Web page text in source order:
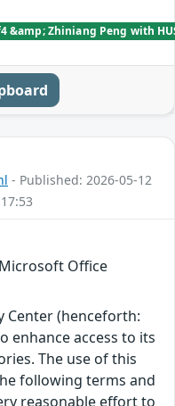
Zhiniang Peng with
- Published: 2026-05-12
Office
Center (henceforth:
enhance access to its
The use of this
following terms and
reasonable effort to